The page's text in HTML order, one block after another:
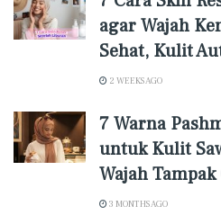
agar Wajah
Sehat, Kulit
2 WEEKS AGO
7 Warna
untuk Kulit
Wajah
3 MONTHS AGO